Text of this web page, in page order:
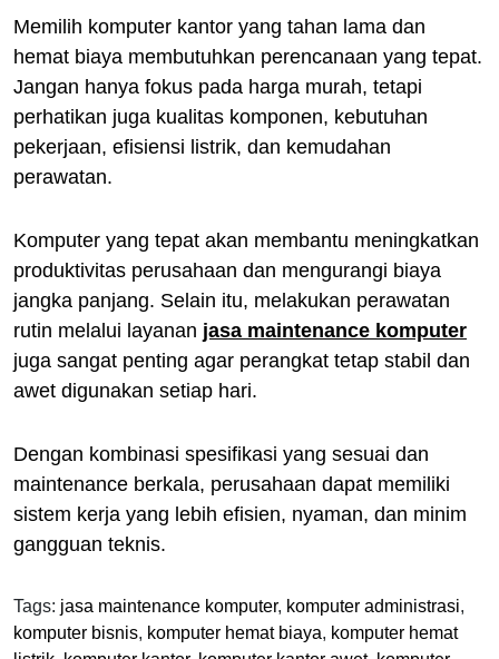
Memilih komputer kantor yang tahan lama dan
hemat biaya membutuhkan perencanaan yang tepat.
Jangan hanya fokus pada harga murah, tetapi
perhatikan juga kualitas komponen, kebutuhan
pekerjaan, efisiensi listrik, dan kemudahan
perawatan.
Komputer yang tepat akan membantu meningkatkan
produktivitas perusahaan dan mengurangi biaya
jangka panjang. Selain itu, melakukan perawatan
rutin melalui layanan jasa maintenance komputer
juga sangat penting agar perangkat tetap stabil dan
awet digunakan setiap hari.
Dengan kombinasi spesifikasi yang sesuai dan
maintenance berkala, perusahaan dapat memiliki
sistem kerja yang lebih efisien, nyaman, dan minim
gangguan teknis.
Tags: jasa maintenance komputer, komputer administrasi,
komputer bisnis, komputer hemat biaya, komputer hemat